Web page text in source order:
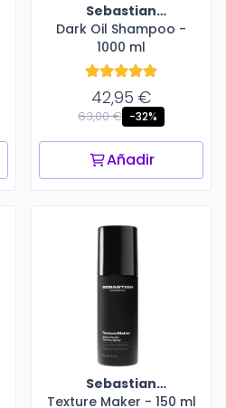
Sebastian
Professional
Dark Oil Shampoo -
1000 ml
42,95 €
63,00 € -32%
Añadir
Sebastian
Professional
Texture Maker - 150 ml